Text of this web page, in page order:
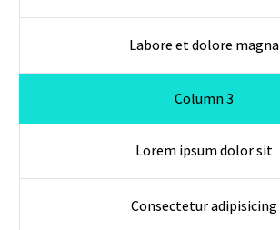
Labore et dolore magna
Column 3
Lorem ipsum dolor sit
Consectetur adipisicing